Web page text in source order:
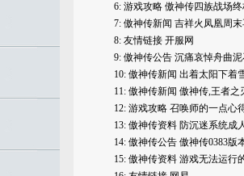
6: 游戏攻略 傲神传四族战场
7: 傲神传新闻 吉祥火凤凰周
8: 友情链接 开服网
9: 傲神传公告 沉痛哀悼舟曲
10: 傲神传新闻 出着太阳下着
11: 傲神传新闻 傲神传,王者之
12: 游戏攻略 召唤师的一点心
13: 傲神传资料 防沉迷系统成
14: 傲神传公告 傲神传0383版
15: 傲神传资料 游戏无法运行